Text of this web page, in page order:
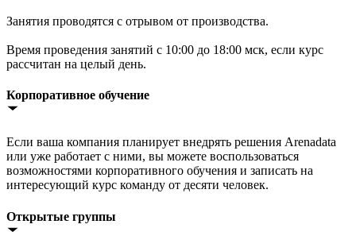
Занятия проводятся с отрывом от производства.
Время проведения занятий с 10:00 до 18:00 мск, если курс
рассчитан на целый день.
Корпоративное обучение
Если ваша компания планирует внедрять решения Arenadata
или уже работает с ними, вы можете воспользоваться
возможностями корпоративного обучения и записать на
интересующий курс команду от десяти человек.
Открытые группы